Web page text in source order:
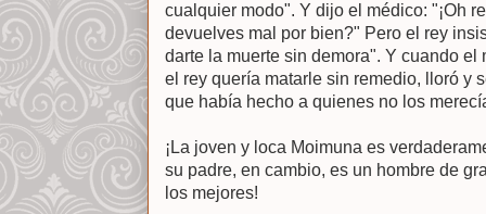
cualquier modo". Y dijo el médico: "¡Oh
devuelves mal por bien?" Pero el rey
darte la muerte sin demora". Y cuando
el rey quería matarle sin remedio, lloró y
que había hecho a quienes no los
¡La joven y loca Moimuna es
su padre, en cambio, es un hombre de
los mejores!